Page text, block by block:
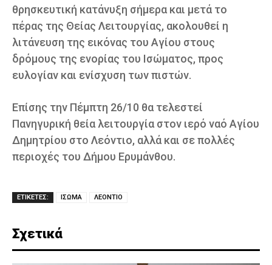
θρησκευτική κατάνυξη σήμερα και μετά το
πέρας της Θείας Λειτουργίας, ακολουθεί η
λιτάνευση της εικόνας του Αγίου στους
δρόμους της ενορίας του Ισώματος, προς
ευλογίαν και ενίσχυση των πιστών.
Επίσης την Πέμπτη 26/10 θα τελεστεί
Πανηγυρική θεία λειτουργία στον ιερό ναό Αγίου
Δημητρίου στο Λεόντιο, αλλά και σε πολλές
περιοχές του Δήμου Ερυμάνθου.
ΕΤΙΚΕΤΕΣ: ΙΣΩΜΑ ΛΕΟΝΤΙΟ
Σχετικά